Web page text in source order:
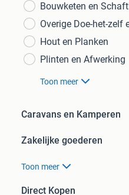
Bouwketen en
Overige Doe-het-zelf
Hout en Planken
Plinten en Afwerking
Toon meer
Caravans en Kamperen
Zakelijke goederen
Toon meer
Direct Kopen